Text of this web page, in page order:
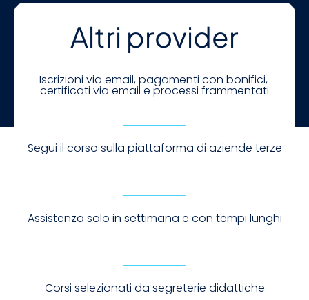
Altri provider
Iscrizioni via email, pagamenti con bonifici,
certificati via email e processi frammentati
Segui il corso sulla piattaforma di aziende terze
Assistenza solo in settimana e con tempi lunghi
Corsi selezionati da segreterie didattiche